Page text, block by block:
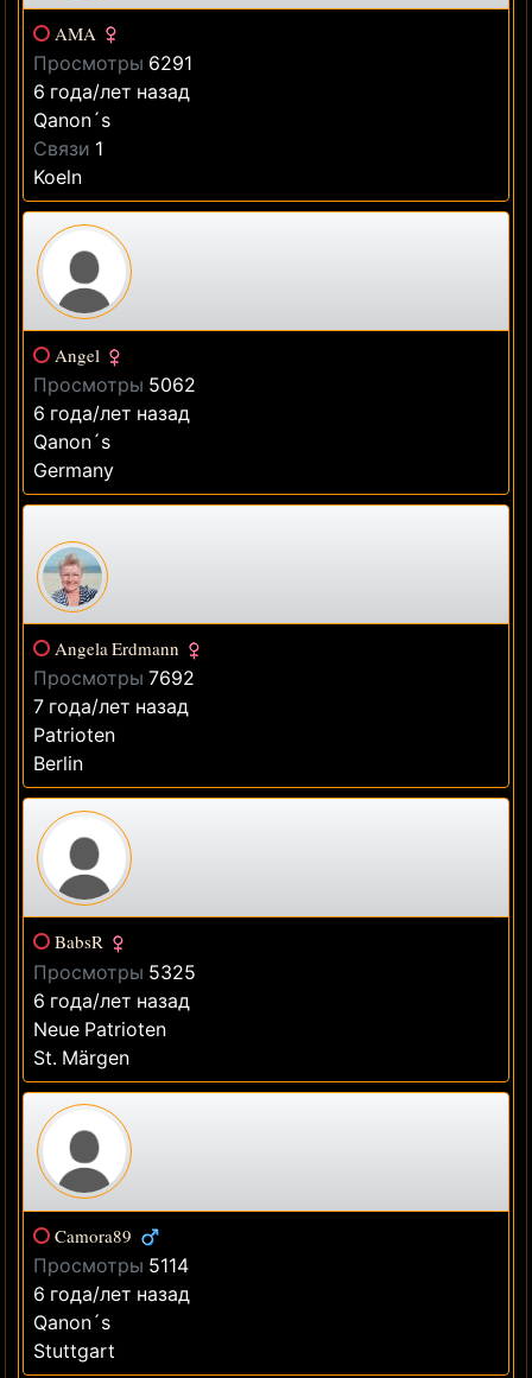
AMA
Просмотры 6291
6 года/лет назад
Qanon´s
Связи 1
Koeln
Angel
Просмотры 5062
6 года/лет назад
Qanon´s
Germany
Angela Erdmann
Просмотры 7692
7 года/лет назад
Patrioten
Berlin
BabsR
Просмотры 5325
6 года/лет назад
Neue Patrioten
St. Märgen
Camora89
Просмотры 5114
6 года/лет назад
Qanon´s
Stuttgart